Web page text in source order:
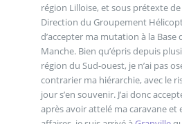
région Lilloise, et sous prétexte
Direction du Groupement
d’accepter ma mutation à la Base
Manche. Bien qu’épris depuis
région du Sud-ouest, je n’ai pas
contrarier ma hiérarchie, avec le
jour s’en souvenir. J’ai donc
après avoir attelé ma caravane et